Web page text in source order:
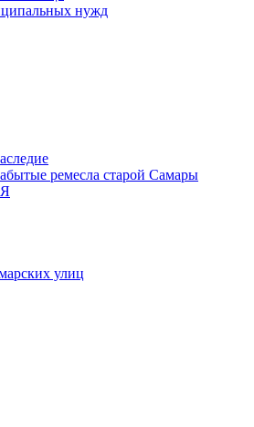
нужд
ремесла старой Самары
улиц